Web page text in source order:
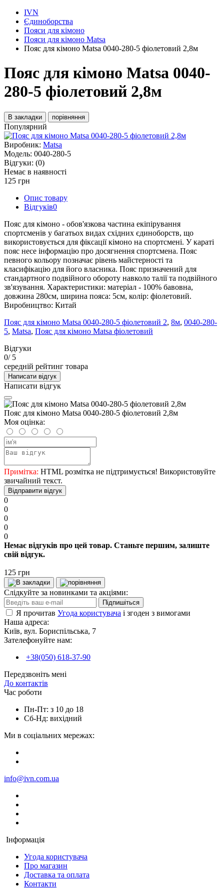
IVN
Єдиноборства
Пояси для кімоно
Пояси для кімоно Matsa
Пояс для кімоно Matsa 0040-280-5 фіолетовий 2,8м
Пояс для кімоно Matsa 0040-
280-5 фіолетовий 2,8м
В закладки порівняння
Популярний
Виробник: Matsa
Модель: 0040-280-5
Відгуки: (0)
Немає в наявності
125 грн
Опис товару
Відгуків0
Пояс для кімоно - обов'язкова частина екіпірування
спортсменів у багатьох видах східних єдиноборств, що
використовується для фіксації кімоно на спортсмені. У караті
пояс несе інформацію про досягнення спортсмена. Пояс
певного кольору позначає рівень майстерності та
класифікацію для його власника. Пояс призначений для
стандартного подвійного обороту навколо талії та подвійного
зв'язування. Характеристики: матеріал - 100% бавовна,
довжина 280см, ширина пояса: 5см, колір: фіолетовий.
Виробництво: Китай
Пояс для кімоно Matsa 0040-280-5 фіолетовий 2, 8м, 0040-280-
5, Matsa, Пояс для кімоно Matsa фіолетовий
Відгуки
0/ 5
середній рейтинг товара
Написати відгук
Написати відгук
Пояс для кімоно Matsa 0040-280-5 фіолетовий 2,8м
Моя оцінка:
Примітка: HTML розмітка не підтримується! Використовуйте
звичайний текст.
Відправити відгук
0
0
0
0
0
Немає відгуків про цей товар. Станьте першим, залиште
свій відгук.
125 грн
Слідкуйте за новинками та акціями:
Підпишіться
Я прочитав Угода користувача і згоден з вимогами
Наша адреса:
Київ, вул. Бориспільська, 7
Зателефонуйте нам:
+38(050) 618-37-90
Передзвоніть мені
До контактів
Час роботи
Пн-Пт: з 10 до 18
Сб-Нд: вихідний
Ми в соціальних мережах:
info@ivn.com.ua
Інформація
Угода користувача
Про магазин
Доставка та оплата
Контакти